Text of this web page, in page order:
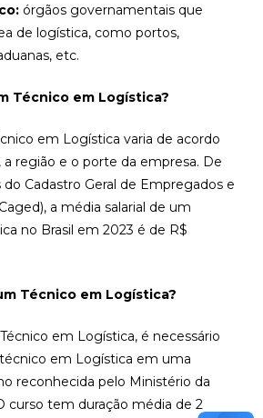
órgãos governamentais que
de logística, como portos,
etc.
Técnico em Logística?
em Logística varia de acordo
a região e o porte da empresa. De
Cadastro Geral de Empregados e
a média salarial de um
no Brasil em 2023 é de R$
Técnico em Logística?
em Logística, é necessário
em Logística em uma
reconhecida pelo Ministério da
curso tem duração média de 2